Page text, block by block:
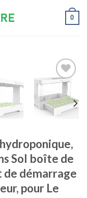
0
Ajouter
à la liste
d’envies
Sol boîte de
démarrage
pour Le